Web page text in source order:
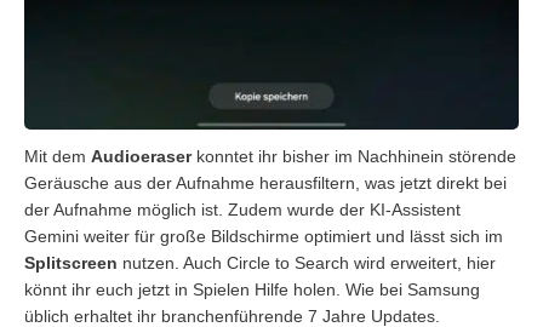
Mit dem Audioeraserkonntet ihr bisher im Nachhinein störende
Geräusche aus der Aufnahme herausfiltern, was jetzt direkt bei
der Aufnahme möglich ist. Zudem wurde der KI-Assistent
Gemini weiter für große Bildschirme optimiert und lässt sich im
Splitscreen nutzen. Auch Circle to Search wird erweitert, hier
könnt ihr euch jetzt in Spielen Hilfe holen. Wie bei Samsung
üblich erhaltet ihr branchenführende 7 Jahre Updates.